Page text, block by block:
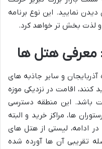
نمایید. این نوع برنامه
و لذت بخش تر خواهد کرد.
معرفی هتل ها
آذربایجان و سایر جاذبه های
کنند، اقامت در نزدیکی موزه
باشد. این منطقه دسترسی
ها، مراکز خرید و البته
ادامه، لیستی از هتل های
تقریبی آن ها آورده شده